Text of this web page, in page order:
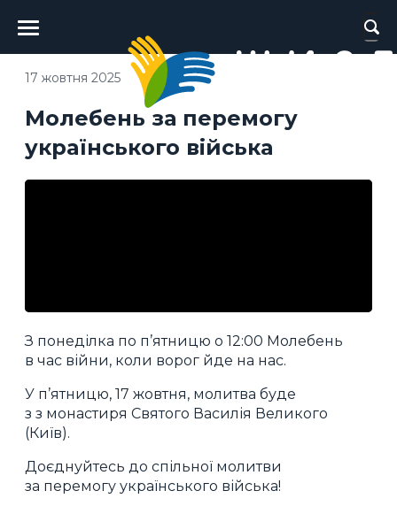
Головне
меню
Молебень за перемогу
українського війська
17 жовтня 2025
З понеділка по п’ятницю о 12:00 Молебень
в час війни, коли ворог йде на нас.
У п’ятницю, 17 жовтня, молитва буде
з з монастиря Святого Василія Великого
(Київ).
Доєднуйтесь до спільної молитви
за перемогу українського війська!